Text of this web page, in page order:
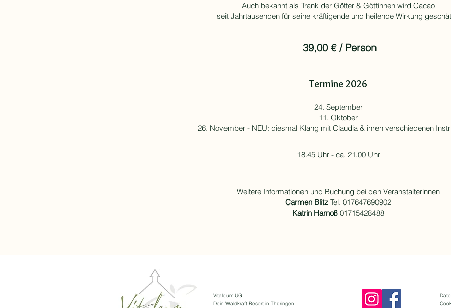
Auch bekannt als Trank der Götter & Göttinnen wird Cacao
seit Jahrtausenden für seine kräftigende und heilende Wirkung
39,00 € / Person
Termine 2026
24. September
11. Oktober
26. November - NEU: diesmal Klang mit Claudia & ihren verschiedenen
18.45 Uhr - ca. 21.00 Uhr
Weitere Informationen und Buchung bei den Veranstalterinnen
Carmen Blitz Tel. 017647690902
Katrin Harnoß 01715428488
Vitaleum UG
Dein Waldkraft-Resort in Thüringen